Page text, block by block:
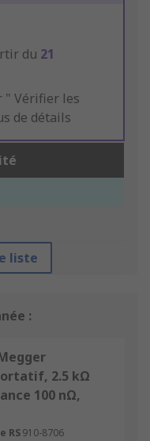
du 21
" Vérifier les
de détails
liste
:
2.5 kΩ
100 nΩ,
RS910-8706